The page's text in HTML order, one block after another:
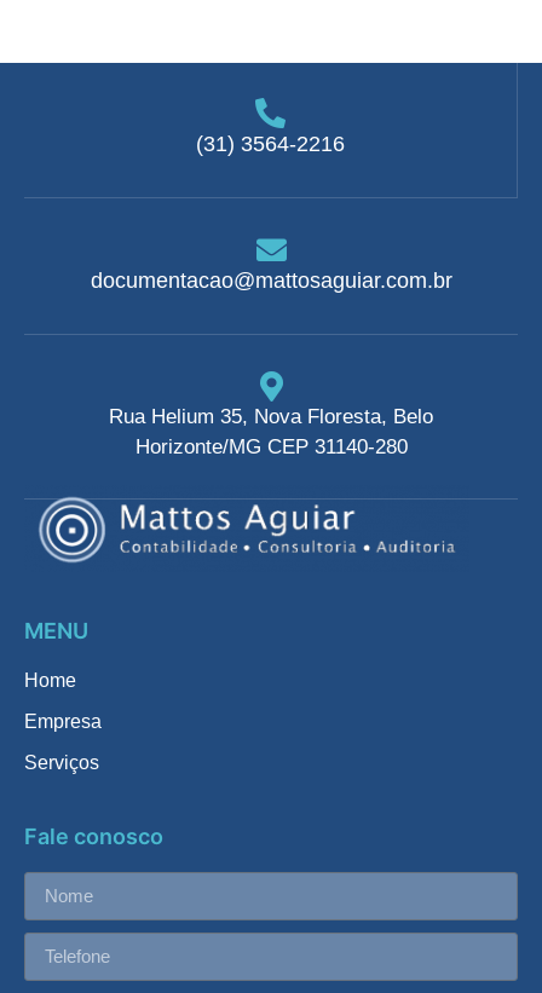
(31) 3564-2216
documentacao@mattosaguiar.com.br
Rua Helium 35, Nova Floresta, Belo
Horizonte/MG CEP 31140-280
MENU
Home
Empresa
Serviços
Fale conosco